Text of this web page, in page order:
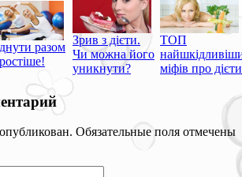
разом
Зрив з дієти.
Чи можна його
уникнути?
ТОП
міфів про дієти
Обязательные поля отмечены